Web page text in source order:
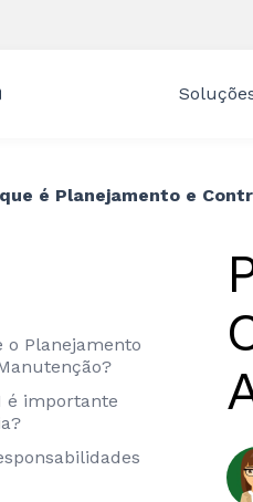
é Planejamento e
o Planejamento
é importante